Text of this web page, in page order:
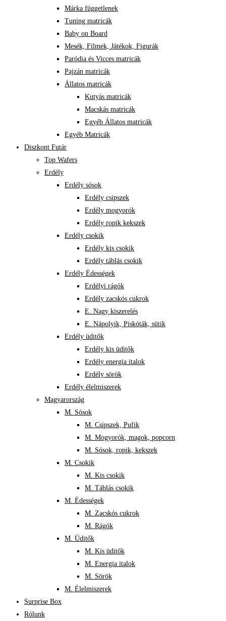
Márka függetlenek
Tuning matricák
Baby on Board
Mesék, Filmek, Játékok, Figurák
Paródia és Vicces matricák
Pajzán matricák
Állatos matricák
Kutyás matricák
Macskás matricák
Egyéb Állatos matricák
Egyéb Matricák
Diszkont Futár
Top Wafers
Erdély
Erdély sósok
Erdély csipszek
Erdély mogyorók
Erdély ropik kekszek
Erdély csokik
Erdély kis csokik
Erdély táblás csokik
Erdély Édességek
Erdélyi rágók
Erdély zacskós cukrok
E. Nagy kiszerelés
E. Nápolyik, Piskóták, sütik
Erdély üditők
Erdély kis üditők
Erdély energia italok
Erdély sörök
Erdély élelmiszerek
Magyarország
M. Sósok
M. Csipszek, Pufik
M. Mogyorók, magok, popcorn
M. Sósok, ropik, kekszek
M. Csokik
M. Kis csokik
M. Táblás csokik
M. Édességek
M. Zacskós cukrok
M. Rágók
M. Üditők
M. Kis üditők
M. Energia italok
M. Sörök
M. Élelmiszerek
Surprise Box
Rólunk